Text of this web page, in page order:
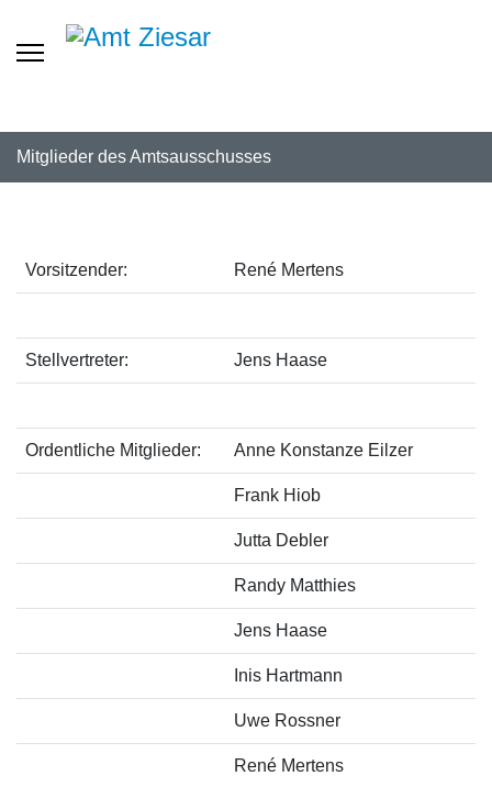
Mitglieder des Amtsausschusses
Vorsitzender: René Mertens
Stellvertreter: Jens Haase
Ordentliche Mitglieder: Anne Konstanze Eilzer
Frank Hiob
Jutta Debler
Randy Matthies
Jens Haase
Inis Hartmann
Uwe Rossner
René Mertens